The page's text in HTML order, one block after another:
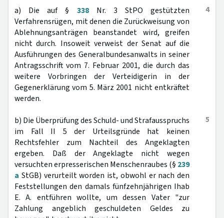
4
a) Die auf § 338Nr. 3 StPO gestützten
Verfahrensrügen, mit denen die Zurückweisung von
Ablehnungsanträgen beanstandet wird, greifen
nicht durch. Insoweit verweist der Senat auf die
Ausführungen des Generalbundesanwalts in seiner
Antragsschrift vom 7. Februar 2001, die durch das
weitere Vorbringen der Verteidigerin in der
Gegenerklärung vom 5. März 2001 nicht entkräftet
werden.
5
b) Die Überprüfung des Schuld- und Strafausspruchs
im Fall II 5 der Urteilsgründe hat keinen
Rechtsfehler zum Nachteil des Angeklagten
ergeben. Daß der Angeklagte nicht wegen
versuchten erpresserischen Menschenraubes (§ 239
a StGB) verurteilt worden ist, obwohl er nach den
Feststellungen den damals fünfzehnjährigen Ihab
E. A. entführen wollte, um dessen Vater "zur
Zahlung angeblich geschuldeten Geldes zu